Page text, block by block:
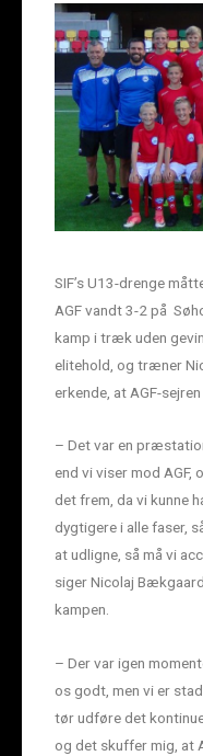
SIF’s U13-drenge
AGF vandt 3-2 på
kamp i træk uden
elitehold, og træner
erkende, at AGF-
– Det var en
end vi viser mod
det frem, da vi kunne
dygtigere i alle faser,
at udligne, så må vi
siger Nicolaj
kampen.
– Der var igen
os godt, men vi er
tør udføre det
og det skuffer mig, at